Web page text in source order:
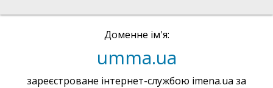
Доменне ім'я:
umma.ua
зареєстроване інтернет-службою imena.ua за